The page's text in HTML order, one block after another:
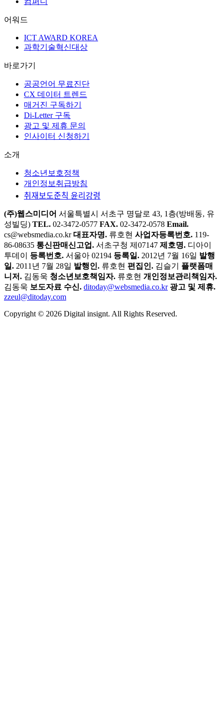
어워드
ICT AWARD KOREA
과학기술혁신대상
바로가기
공공언어 무료진단
CX 데이터 트렌드
매거진 구독하기
Di-Letter 구독
광고 및 제휴 문의
인사이터 신청하기
소개
청소년보호정책
개인정보취급방침
취재보도준칙 윤리강령
(주)웹스미디어 서울특별시 서초구 명달로 43, 1층(방배동, 유
성빌딩) TEL. 02-3472-0577 FAX. 02-3472-0578 Email.
cs@websmedia.co.kr 대표자명. 류호현 사업자등록번호. 119-
86-08635 통신판매신고업. 서초구청 제07147 제호명. 디아이
투데이
등록번호. 서울아 02194 등록일. 2012년 7월 16일 발행
일. 2011년 7월 28일 발행인. 류호현 편집인. 김슬기
플랫폼매
니저. 김동욱 청소년보호책임자. 류호현 개인정보관리책임자.
김동욱 보도자료 수신. ditoday@websmedia.co.kr 광고 및 제휴.
zzeul@ditoday.com
Copyright © 2026 Digital insignt. All Rights Reserved.